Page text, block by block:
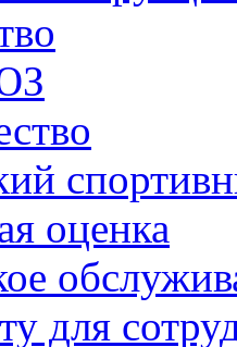
оценка
для